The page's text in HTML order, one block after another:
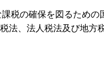
税の確保を図るため
法、法人税法及び地方